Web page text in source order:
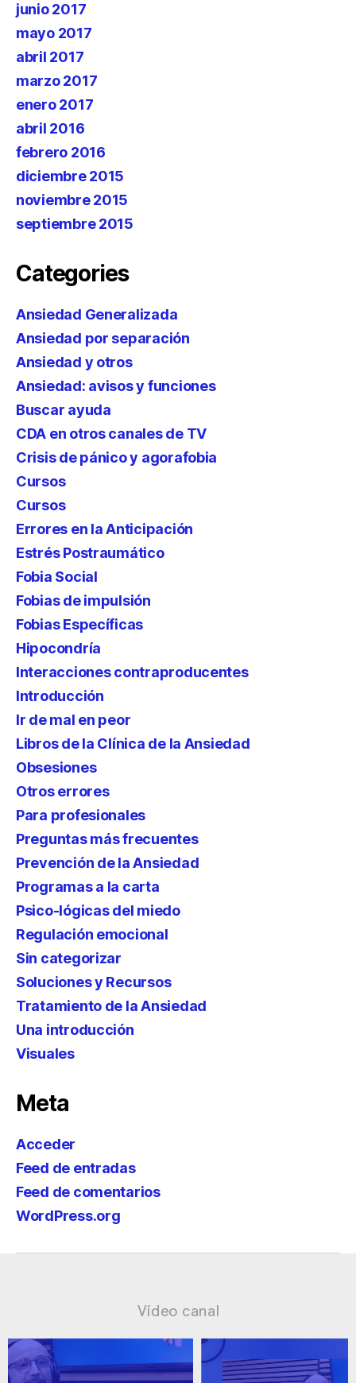
junio 2017
mayo 2017
abril 2017
marzo 2017
enero 2017
abril 2016
febrero 2016
diciembre 2015
noviembre 2015
septiembre 2015
Categories
Ansiedad Generalizada
Ansiedad por separación
Ansiedad y otros
Ansiedad: avisos y funciones
Buscar ayuda
CDA en otros canales de TV
Crisis de pánico y agorafobia
Cursos
Cursos
Errores en la Anticipación
Estrés Postraumático
Fobia Social
Fobias de impulsión
Fobias Específicas
Hipocondría
Interacciones contraproducentes
Introducción
Ir de mal en peor
Libros de la Clínica de la Ansiedad
Obsesiones
Otros errores
Para profesionales
Preguntas más frecuentes
Prevención de la Ansiedad
Programas a la carta
Psico-lógicas del miedo
Regulación emocional
Sin categorizar
Soluciones y Recursos
Tratamiento de la Ansiedad
Una introducción
Visuales
Meta
Acceder
Feed de entradas
Feed de comentarios
WordPress.org
Vídeo canal